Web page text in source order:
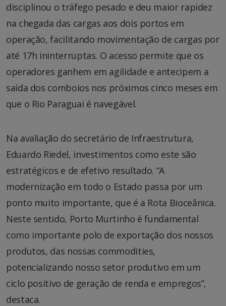
disciplinou o tráfego pesado e deu maior rapidez
na chegada das cargas aos dois portos em
operação, facilitando movimentação de cargas por
até 17h ininterruptas. O acesso permite que os
operadores ganhem em agilidade e antecipem a
saída dos comboios nos próximos cinco meses em
que o Rio Paraguai é navegável.
Na avaliação do secretário de Infraestrutura,
Eduardo Riedel, investimentos como este são
estratégicos e de efetivo resultado. “A
modernização em todo o Estado passa por um
ponto muito importante, que é a Rota Bioceânica.
Neste sentido, Porto Murtinho é fundamental
como importante polo de exportação dos nossos
produtos, das nossas commodities,
potencializando nosso setor produtivo em um
ciclo positivo de geração de renda e empregos”,
destaca.